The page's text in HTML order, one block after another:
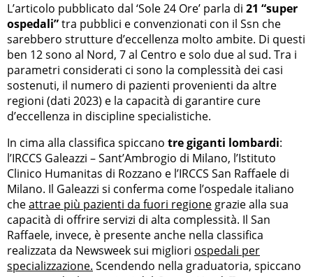
L’articolo pubblicato dal ‘Sole 24 Ore’ parla di 21 “super
ospedali”tra pubblici e convenzionati con il Ssn che
sarebbero strutture d’eccellenza molto ambite. Di questi
ben 12 sono al Nord, 7 al Centro e solo due al sud. Tra i
parametri considerati ci sono la complessità dei casi
sostenuti, il numero di pazienti provenienti da altre
regioni (dati 2023) e la capacità di garantire cure
d’eccellenza in discipline specialistiche.
In cima alla classifica spiccano tre giganti lombardi:
l’IRCCS Galeazzi – Sant’Ambrogio di Milano, l’Istituto
Clinico Humanitas di Rozzano e l’IRCCS San Raffaele di
Milano. Il Galeazzi si conferma come l’ospedale italiano
cheattrae più pazienti da fuori regione grazie alla sua
capacità di offrire servizi di alta complessità. Il San
Raffaele, invece, è presente anche nella classifica
realizzata da Newsweek sui migliori ospedali per
specializzazione. Scendendo nella graduatoria, spiccano